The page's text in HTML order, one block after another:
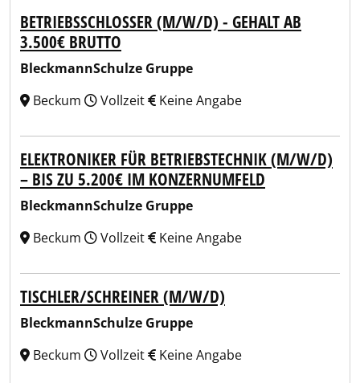
BETRIEBSSCHLOSSER (M/W/D) - GEHALT AB
3.500€ BRUTTO
BleckmannSchulze Gruppe
Beckum
Vollzeit Keine Angabe
ELEKTRONIKER FÜR BETRIEBSTECHNIK (M/W/D)
– BIS ZU 5.200€ IM KONZERNUMFELD
BleckmannSchulze Gruppe
Beckum
Vollzeit Keine Angabe
TISCHLER/SCHREINER (M/W/D)
BleckmannSchulze Gruppe
Beckum
Vollzeit Keine Angabe